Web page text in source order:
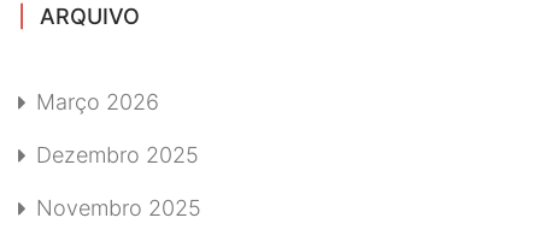
ARQUIVO
Março 2026
Dezembro 2025
Novembro 2025